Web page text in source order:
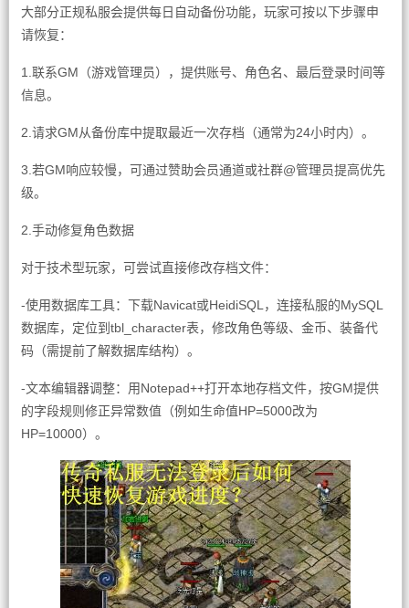
大部分正规私服会提供每日自动备份功能，玩家可按以下步骤申
请恢复：
1.联系GM（游戏管理员），提供账号、角色名、最后登录时间等
信息。
2.请求GM从备份库中提取最近一次存档（通常为24小时内）。
3.若GM响应较慢，可通过赞助会员通道或社群@管理员提高优先
级。
2.手动修复角色数据
对于技术型玩家，可尝试直接修改存档文件：
-使用数据库工具：下载Navicat或HeidiSQL，连接私服的MySQL
数据库，定位到tbl_character表，修改角色等级、金币、装备代
码（需提前了解数据库结构）。
-文本编辑器调整：用Notepad++打开本地存档文件，按GM提供
的字段规则修正异常数值（例如生命值HP=5000改为
HP=10000）。